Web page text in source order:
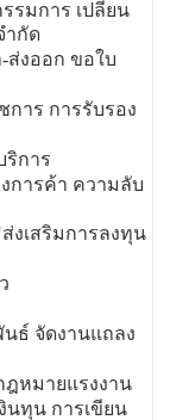
รมการ เปลี่ยน
ำกัด
-ส่งออก ขอใบ
การ การรับรอง
ริการ
การค้า ความลับ
งเสริมการลงทุน
ธ์ จัดงานแถลง
หมายแรงงาน
นทุน การเขียน